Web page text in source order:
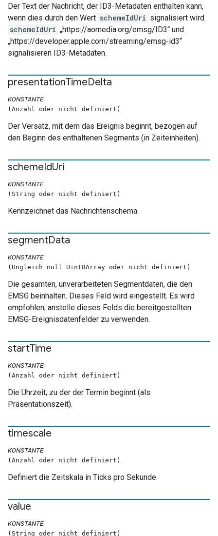
Der Text der Nachricht, der ID3-Metadaten enthalten kann,
wenn dies durch den Wert schemeIdUri signalisiert wird.
schemeIdUri „https://aomedia.org/emsg/ID3“ und
„https://developer.apple.com/streaming/emsg-id3“
signalisieren ID3-Metadaten.
presentationTimeDelta
KONSTANTE
(Anzahl oder nicht definiert)
Der Versatz, mit dem das Ereignis beginnt, bezogen auf
den Beginn des enthaltenen Segments (in Zeiteinheiten).
schemeIdUri
KONSTANTE
(String oder nicht definiert)
Kennzeichnet das Nachrichtenschema.
segmentData
KONSTANTE
(Ungleich null Uint8Array oder nicht definiert)
Die gesamten, unverarbeiteten Segmentdaten, die den
EMSG beinhalten. Dieses Feld wird eingestellt. Es wird
empfohlen, anstelle dieses Felds die bereitgestellten
EMSG-Ereignisdatenfelder zu verwenden.
startTime
KONSTANTE
(Anzahl oder nicht definiert)
Die Uhrzeit, zu der der Termin beginnt (als
Präsentationszeit).
timescale
KONSTANTE
(Anzahl oder nicht definiert)
Definiert die Zeitskala in Ticks pro Sekunde.
value
KONSTANTE
(String oder nicht definiert)